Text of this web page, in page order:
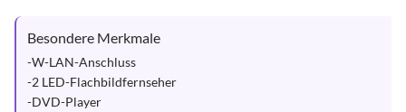
Besondere Merkmale
-W-LAN-Anschluss
-2 LED-Flachbildfernseher
-DVD-Player